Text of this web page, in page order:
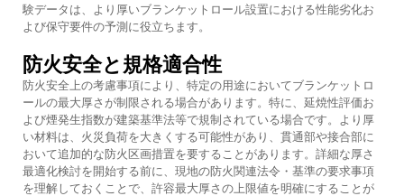
験データは、より厚いブランケットロール設置における性能劣化お
よび保守要件の予測に役立ちます。
防火安全と規格適合性
防火安全上の考慮事項により、特定の用途においてブランケットロ
ールの最大厚さが制限される場合があります。特に、延焼性評価お
よび煙発生指数が建築基準法等で規制されている場合です。より厚
い材料は、火災負荷を大きくする可能性があり、貫通部や接合部に
おいて追加的な防火区画措置を要することがあります。詳細な厚さ
最適化検討を開始する前に、現地の防火関連法令・基準の要求事項
を理解しておくことで、許容最大厚さの上限値を明確にすることが